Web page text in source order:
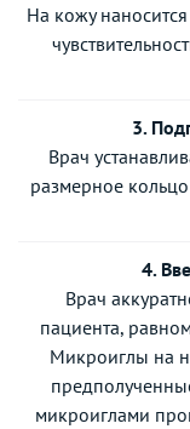
На кожу
3.
Врач
размерное
4.
Врач
пациента,
Микроиглы на
микроиглами